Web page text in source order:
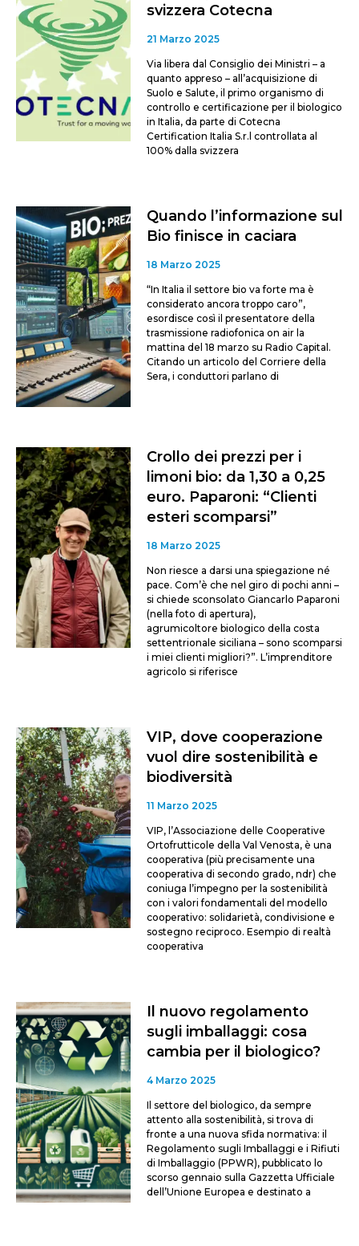
svizzera Cotecna
21 Marzo 2025
Via libera dal Consiglio dei Ministri – a
quanto appreso – all’acquisizione di
Suolo e Salute, il primo organismo di
controllo e certificazione per il biologico
in Italia, da parte di Cotecna
Certification Italia S.r.l controllata al
100% dalla svizzera
Quando l’informazione sul
Bio finisce in caciara
18 Marzo 2025
“In Italia il settore bio va forte ma è
considerato ancora troppo caro”,
esordisce così il presentatore della
trasmissione radiofonica on air la
mattina del 18 marzo su Radio Capital.
Citando un articolo del Corriere della
Sera, i conduttori parlano di
Crollo dei prezzi per i
limoni bio: da 1,30 a 0,25
euro. Paparoni: “Clienti
esteri scomparsi”
18 Marzo 2025
Non riesce a darsi una spiegazione né
pace. Com’è che nel giro di pochi anni –
si chiede sconsolato Giancarlo Paparoni
(nella foto di apertura),
agrumicoltore biologico della costa
settentrionale siciliana – sono scomparsi
i miei clienti migliori?”. L’imprenditore
agricolo si riferisce
VIP, dove cooperazione
vuol dire sostenibilità e
biodiversità
11 Marzo 2025
VIP, l’Associazione delle Cooperative
Ortofrutticole della Val Venosta, è una
cooperativa (più precisamente una
cooperativa di secondo grado, ndr) che
coniuga l’impegno per la sostenibilità
con i valori fondamentali del modello
cooperativo: solidarietà, condivisione e
sostegno reciproco. Esempio di realtà
cooperativa
Il nuovo regolamento
sugli imballaggi: cosa
cambia per il biologico?
4 Marzo 2025
Il settore del biologico, da sempre
attento alla sostenibilità, si trova di
fronte a una nuova sfida normativa: il
Regolamento sugli Imballaggi e i Rifiuti
di Imballaggio (PPWR), pubblicato lo
scorso gennaio sulla Gazzetta Ufficiale
dell’Unione Europea e destinato a